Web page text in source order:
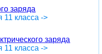
заряда
11 класса ->
заряда
11 класса ->